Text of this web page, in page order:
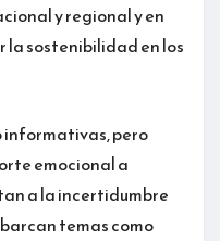
y regional y en
la sostenibilidad en los
informativas, pero
emocional a
a la incertidumbre
temas como